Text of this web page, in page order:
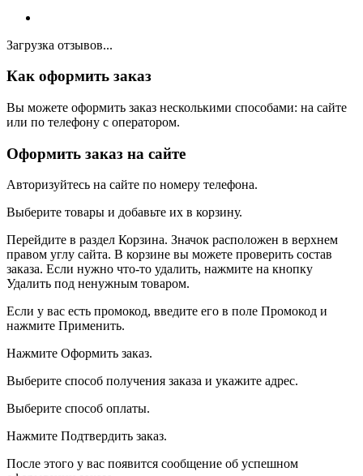
Загрузка отзывов...
Как оформить заказ
Вы можете оформить заказ несколькими способами: на сайте
или по телефону с оператором.
Оформить заказ на сайте
Авторизуйтесь на сайте по номеру телефона.
Выберите товары и добавьте их в корзину.
Перейдите в раздел Корзина. Значок расположен в верхнем
правом углу сайта. В корзине вы можете проверить состав
заказа. Если нужно что-то удалить, нажмите на кнопку
Удалить под ненужным товаром.
Если у вас есть промокод, введите его в поле Промокод и
нажмите Применить.
Нажмите Оформить заказ.
Выберите способ получения заказа и укажите адрес.
Выберите способ оплаты.
Нажмите Подтвердить заказ.
После этого у вас появится сообщение об успешном